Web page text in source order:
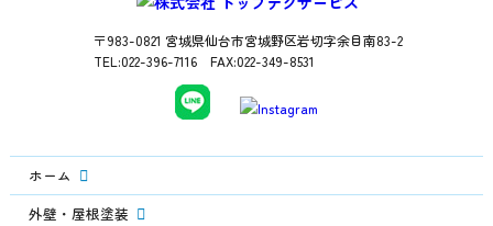
〒983-0821 宮城県仙台市宮城野区岩切字余目南83-2
TEL:022-396-7116 FAX:022-349-8531
ホーム
外壁・屋根塗装